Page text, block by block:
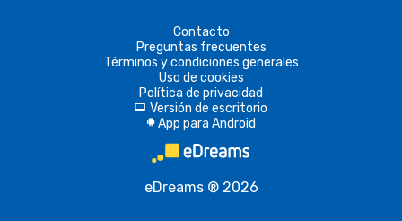
Contacto
Preguntas frecuentes
Términos y condiciones generales
Uso de cookies
Política de privacidad
d Versión de escritorio
A App para Android
eDreams ® 2026